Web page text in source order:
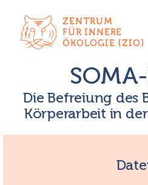
ZENTRUM
FÜR INNERE
ÖKOLOGIE (ZIO)
Die Befreiung des
Körperarbeit in